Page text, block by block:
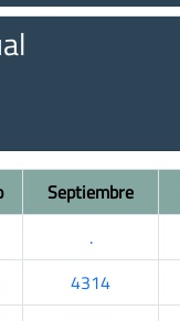
Septiembre
.
4314